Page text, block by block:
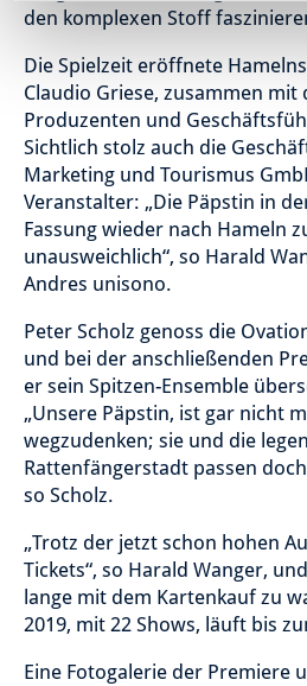
den komplexen Stoff
Die Spielzeit eröffnete
Claudio Griese, zusammen mit
Produzenten und
Sichtlich stolz auch die
Marketing und Tourismus
Veranstalter: „Die Päpstin in
Fassung wieder nach Hameln
unausweichlich“, so Harald
Andres unisono.
Peter Scholz genoss die
und bei der anschließenden
er sein Spitzen-Ensemble
„Unsere Päpstin, ist gar nicht
wegzudenken; sie und die
Rattenfängerstadt passen
so Scholz.
„Trotz der jetzt schon hohen
Tickets“, so Harald Wanger,
lange mit dem Kartenkauf zu
2019, mit 22 Shows, läuft bis
Eine Fotogalerie der Premiere